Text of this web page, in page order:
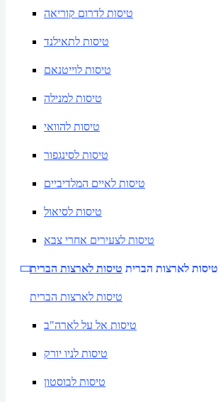
טיסות לדרום קוריאה
טיסות לתאילנד
טיסות לוייטנאם
טיסות למנילה
טיסות להוואי
טיסות לסינגפור
טיסות לאיים המלדיביים
טיסות לסיאול
טיסות לצעירים אחרי צבא
טיסות לארצות הברית טיסות לארצות הברית
טיסות לארצות הברית
טיסות אל על לארה"ב
טיסות לניו יורק
טיסות לבוסטון